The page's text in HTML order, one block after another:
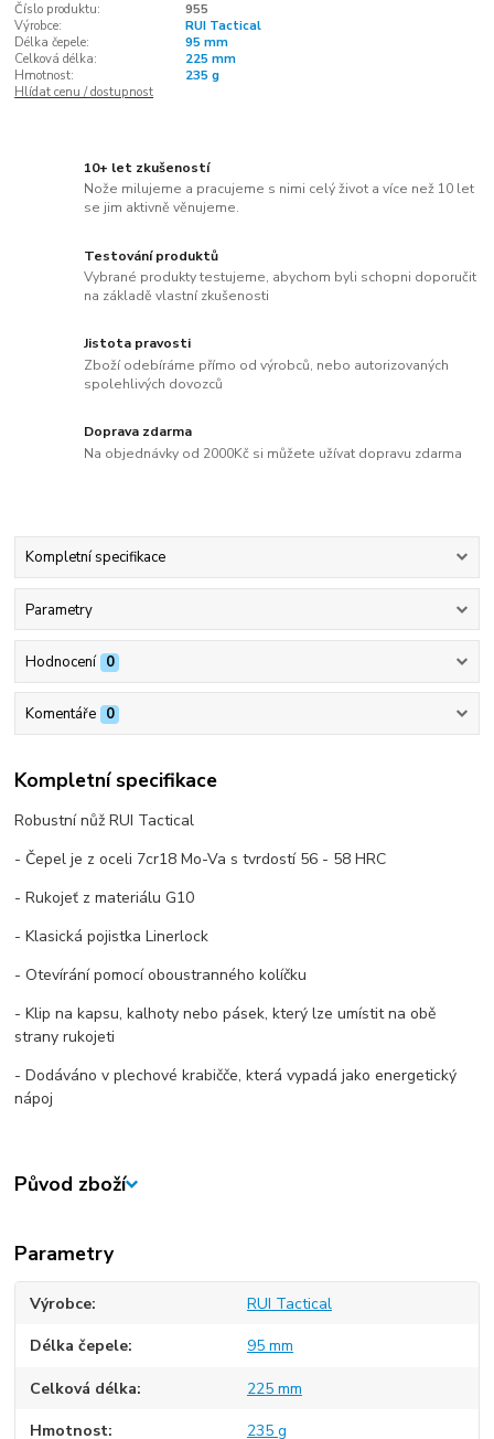
Číslo produktu:
955
Výrobce:
RUI Tactical
Délka čepele:
95 mm
Celková délka:
225 mm
Hmotnost:
235 g
Hlídat cenu / dostupnost
10+ let zkušeností
Nože milujeme a pracujeme s nimi celý život a více než 10 let
se jim aktivně věnujeme.
Testování produktů
Vybrané produkty testujeme, abychom byli schopni doporučit
na základě vlastní zkušenosti
Jistota pravosti
Zboží odebíráme přímo od výrobců, nebo autorizovaných
spolehlivých dovozců
Doprava zdarma
Na objednávky od 2000Kč si můžete užívat dopravu zdarma
Kompletní specifikace
Parametry
Hodnocení 0
Komentáře 0
Kompletní specifikace
Robustní nůž RUI Tactical
- Čepel je z oceli 7cr18 Mo-Va s tvrdostí 56 - 58 HRC
- Rukojeť z materiálu G10
- Klasická pojistka Linerlock
- Otevírání pomocí oboustranného kolíčku
- Klip na kapsu, kalhoty nebo pásek, který lze umístit na obě
strany rukojeti
- Dodáváno v plechové krabičče, která vypadá jako energetický
nápoj
Původ zboží
Parametry
Výrobce RUI Tactical
Délka čepele 95 mm
Celková délka 225 mm
Hmotnost 235 g